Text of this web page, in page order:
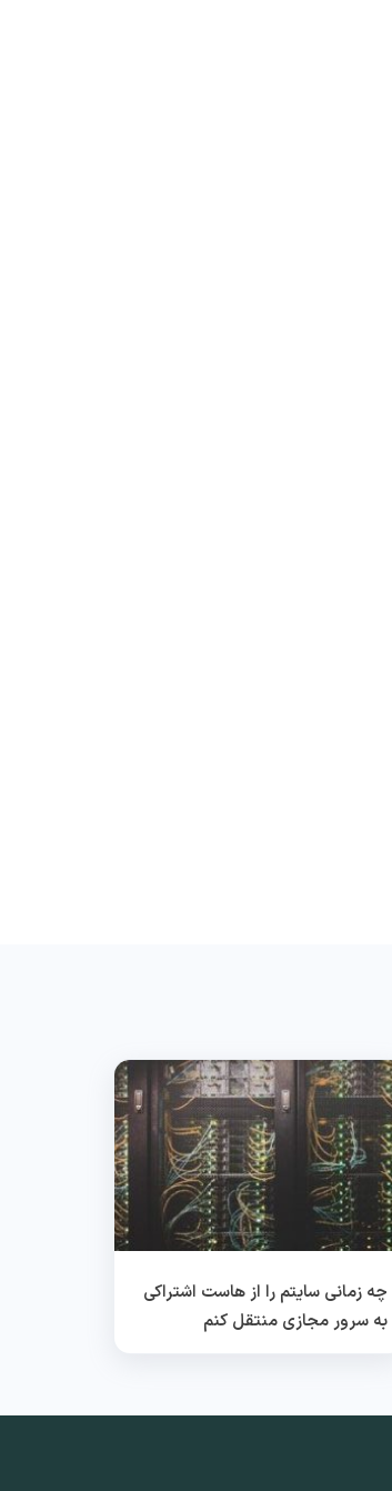
چه زمانی سایتم را از هاست اشتراکی
به سرور مجازی منتقل کنم